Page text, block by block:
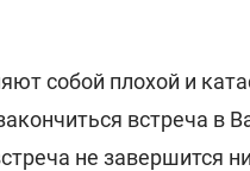
собой плохой и
встреча в
не завершится